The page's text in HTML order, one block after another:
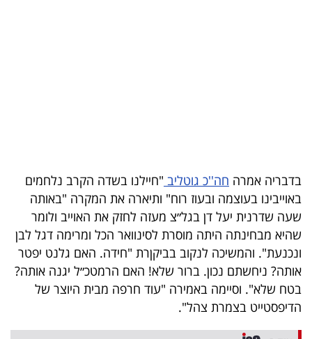
5
המילון
הכלכלי
פודקאסט
40
UNDER
בדבריה אמרה חה''כ גוטליב "חיילנו בשדה הקרב נלחמים
באוייבינו בעוצמה ובעוז רוח" ותיארה את המקרה "באותה
שעה שדרנית יעל דן בגל״צ מעזה לחזק את האוייב ולומר
שהיא מבחינתה היתה מוסרת לסינוואר הכל ומרימה דגל לבן
ונכנעת". והמשיכה לנקוב בביקןרת "חידה. האם גלנט יפטר
אותה? ניחשתם נכון. ברור שלא! האם הרמטכ״ל יגנה אותה?
בטח שלא". וסיימה באמירה "עוד חרפה מבית היוצר של
הדיפסטייט בצמרת צהל".